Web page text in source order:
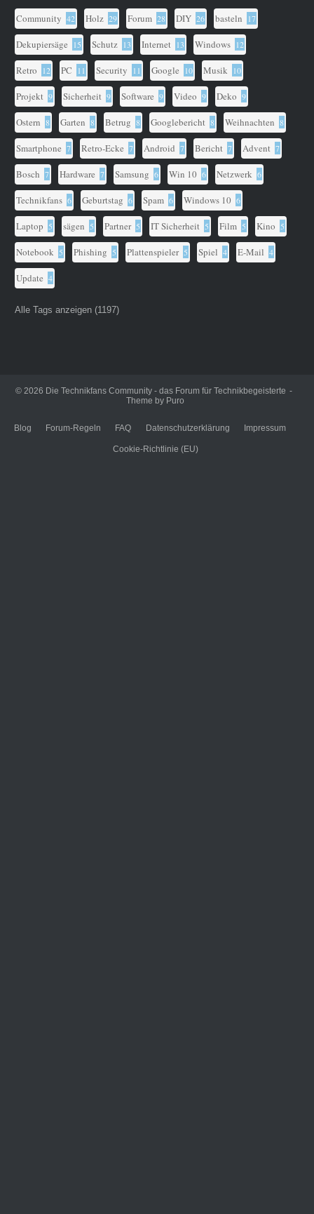
Community 42 Holz 29 Forum 28 DIY 26 basteln 17
Dekupiersäge 15 Schutz 13 Internet 13 Windows 12
Retro 12 PC 11 Security 11 Google 10 Musik 10
Projekt 9 Sicherheit 9 Software 9 Video 9 Deko 9
Ostern 8 Garten 8 Betrug 8 Googlebericht 8 Weihnachten 8
Smartphone 7 Retro-Ecke 7 Android 7 Bericht 7 Advent 7
Bosch 7 Hardware 7 Samsung 6 Win 10 6 Netzwerk 6
Technikfans 6 Geburtstag 6 Spam 6 Windows 10 6
Laptop 5 sägen 5 Partner 5 IT Sicherheit 5 Film 5 Kino 5
Notebook 5 Phishing 5 Plattenspieler 5 Spiel 4 E-Mail 4
Update 4
Alle Tags anzeigen (1197)
© 2026 Die Technikfans Community - das Forum für Technikbegeisterte
Theme by Puro
Blog Forum-Regeln FAQ Datenschutzerklärung Impressum
Cookie-Richtlinie (EU)